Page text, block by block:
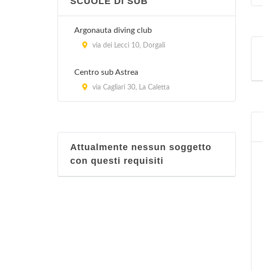
Argonauta diving club
via dei Lecci 10, Dorgali
Centro sub Astrea
via Cagliari 30, La Caletta
Attualmente nessun soggetto
con questi requisiti